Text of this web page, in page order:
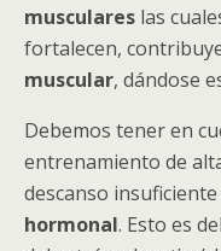
musculares las
fortalecen,
muscular, dándose
Debemos tener en
entrenamiento de
descanso
hormonal. Esto es